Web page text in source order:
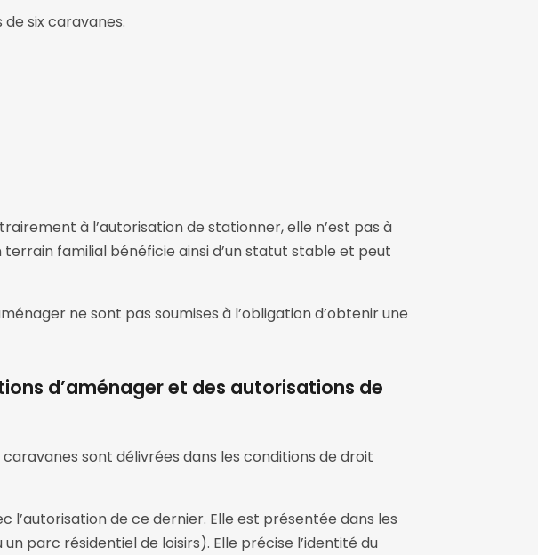
six caravanes.
à l’autorisation de stationner, elle n’est pas à
terrain familial bénéficie ainsi d’un statut stable et peut
ne sont pas soumises à l’obligation d’obtenir une
d’aménager et des autorisations de
sont délivrées dans les conditions de droit
de ce dernier. Elle est présentée dans les
parc résidentiel de loisirs). Elle précise l’identité du